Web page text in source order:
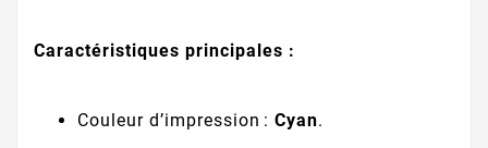
Caractéristiques principales :
Couleur d’impression : Cyan.